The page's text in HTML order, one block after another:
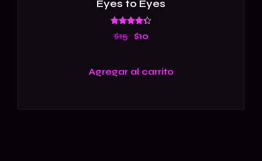
Eyes to Eyes
Valorado
en
$15 $10
Agregar al carrito